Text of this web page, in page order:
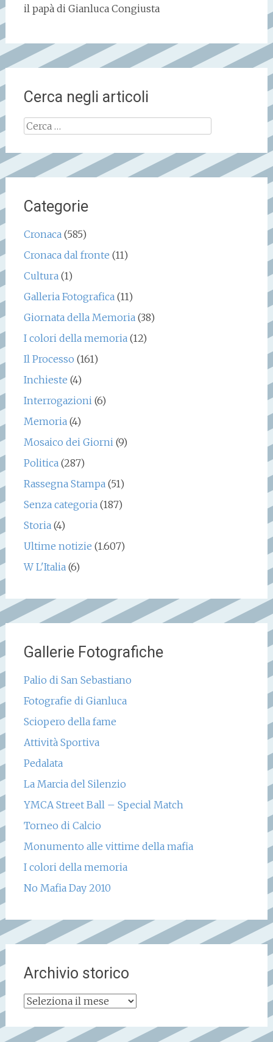
il papà di Gianluca Congiusta
Cerca negli articoli
Ricerca
Categorie
Cronaca(585)
Cronaca dal fronte (11)
Cultura(1)
Galleria Fotografica(11)
Giornata della Memoria(38)
I colori della memoria(12)
Il Processo (161)
Inchieste (4)
Interrogazioni(6)
Memoria(4)
Mosaico dei Giorni(9)
Politica(287)
Rassegna Stampa(51)
Senza categoria(187)
Storia(4)
Ultime notizie (1.607)
W L'Italia(6)
Gallerie Fotografiche
Palio di San Sebastiano
Fotografie di Gianluca
Sciopero della fame
Attività Sportiva
Pedalata
La Marcia del Silenzio
YMCA Street Ball – Special Match
Torneo di Calcio
Monumento alle vittime della mafia
I colori della memoria
No Mafia Day 2010
Archivio storico
Archivio